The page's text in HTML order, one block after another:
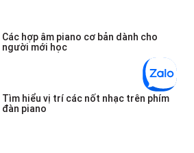
Các hợp âm piano cơ bản dành cho
người mới học
Tìm hiểu vị trí các nốt nhạc trên phím
đàn piano